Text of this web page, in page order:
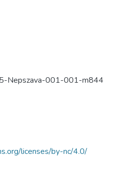
Nepszava-001-001-m844
licenses/by-nc/4.0/